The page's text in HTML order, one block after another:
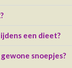
een dieet?
snoepjes?